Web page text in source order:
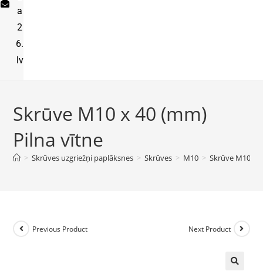
a
2
6.
lv
Skrūve M10 x 40 (mm)
Pilna vītne
> Skrūves uzgriežņi paplāksnes > Skrūves > M10 > Skrūve M10 x
Previous Product Next Product